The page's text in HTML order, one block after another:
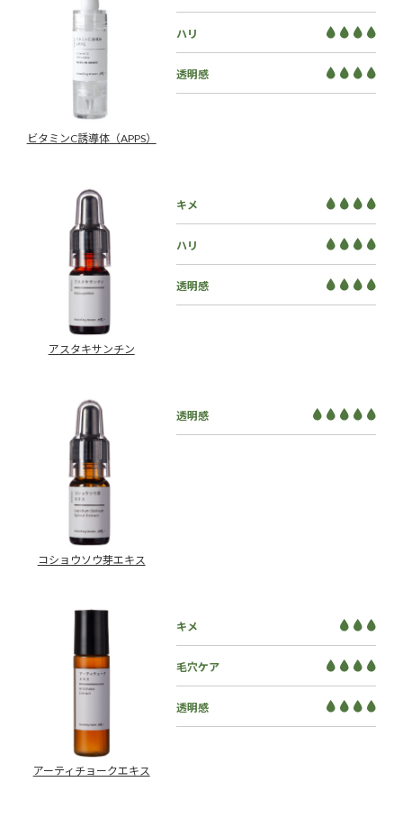
ビタミンC誘導体（APPS）
ハリ
透明感
アスタキサンチン
キメ
ハリ
透明感
コショウソウ芽エキス
透明感
アーティチョークエキス
キメ
毛穴ケア
透明感